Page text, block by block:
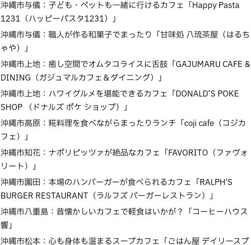
沖縄市与儀：子ども・ペットも一緒に行けるカフェ「Happy Pasta
1231（ハッピーパスタ1231）」
沖縄市与儀：職人が作る和菓子でまったり「甘味処 八琉茶屋（はるち
ゃや）」
沖縄市上地：癒し空間でオムタコライスに舌鼓「GAJUMARU CAFE &
DINING（ガジュマルカフェ＆ダイニング）」
沖縄市上地：ハワイグルメを堪能できるカフェ「DONALD’S POKE
SHOP （ドナルズ ポケ ショップ）」
沖縄市高原：糀料理を食べながらまったりランチ「coji cafe（コジカ
フェ）」
沖縄市知花：ナポリピッツァが絶品なカフェ「FAVORITO（ファヴォ
リート）」
沖縄市園田：本場のハンバーガーが食べられるカフェ「RALPH'S
BURGER RESTAURANT（ラルフズ バーガーレストラン）」
沖縄市八重島：昔懐かしいカフェで軽食はいかが？「コーヒーハウス
響」
沖縄市松本：心も身体も温まるスープカフェ「ごはん屋 デイリースプ